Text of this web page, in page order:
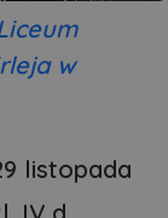
w
listopada